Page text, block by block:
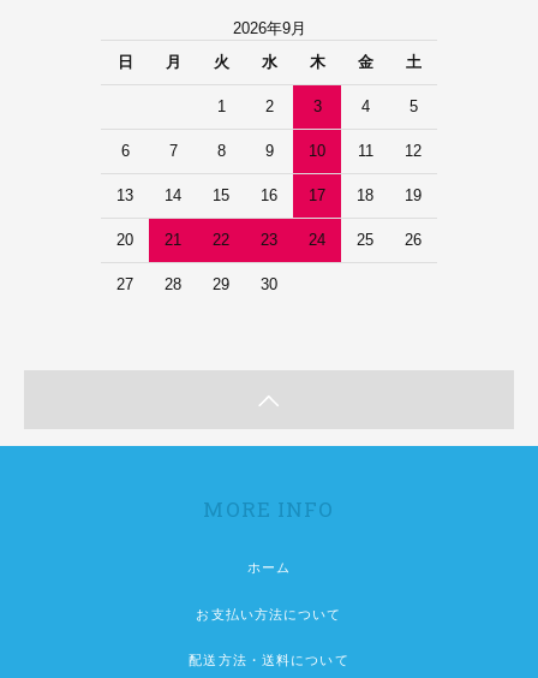
2026年9月
日
月 火 水 木 金 土
1 2 3 4 5
6 7 8 9 10 11 12
13 14 15 16 17 18 19
20 21 22 23 24 25 26
27 28 29 30
MORE INFO
ホーム
お支払い方法について
配送方法・送料について